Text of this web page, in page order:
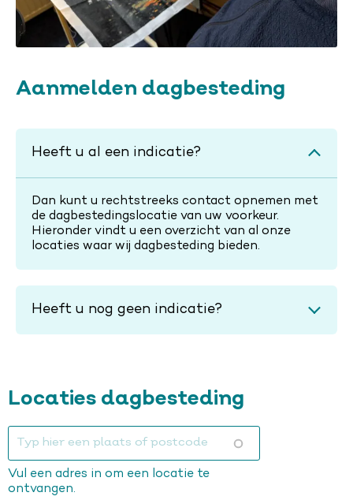
Aanmelden dagbesteding
Heeft u al een indicatie?
Dan kunt u rechtstreeks contact opnemen met
de dagbestedingslocatie van uw voorkeur.
Hieronder vindt u een overzicht van al onze
locaties waar wij dagbesteding bieden.
Heeft u nog geen indicatie?
Locaties dagbesteding
Typ
hier
een
plaats
of
Vul een adres in om een locatie te
ontvangen.